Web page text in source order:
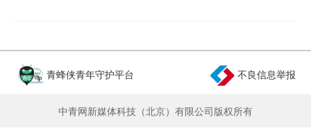
青蜂侠青年守护平台 不良信息举报
中青网新媒体科技（北京）有限公司版权所有